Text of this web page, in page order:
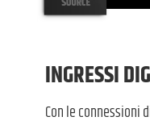
INGRESSI
Con le connessioni